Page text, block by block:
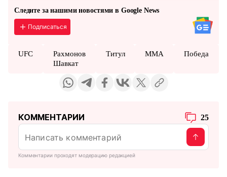
Следите за нашими новостями в Google News
Подписаться
UFC
Рахмонов
Шавкат
Титул MMA Победа
КОММЕНТАРИИ 25
Комментарии проходят модерацию редакцией